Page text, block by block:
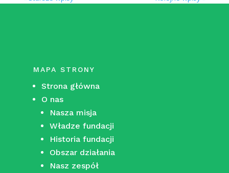
MAPA STRONY
Strona główna
O nas
Nasza misja
Władze fundacji
Historia fundacji
Obszar działania
Nasz zespół